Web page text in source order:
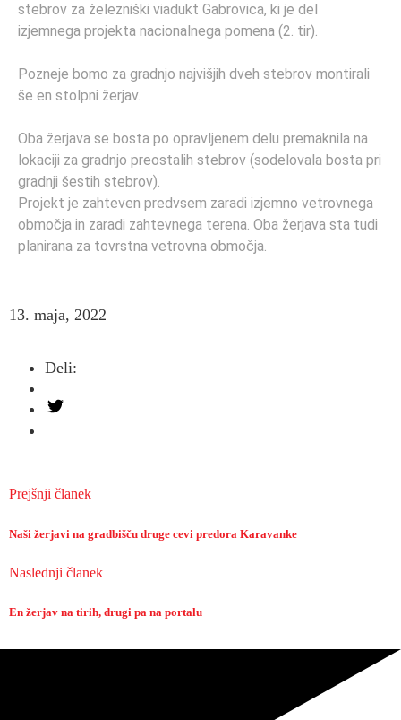
stebrov za železniški viadukt Gabrovica, ki je del
izjemnega projekta nacionalnega pomena (2. tir).
Pozneje bomo za gradnjo najvišjih dveh stebrov montirali
še en stolpni žerjav.
Oba žerjava se bosta po opravljenem delu premaknila na
lokaciji za gradnjo preostalih stebrov (sodelovala bosta pri
gradnji šestih stebrov).
Projekt je zahteven predvsem zaradi izjemno vetrovnega
območja in zaradi zahtevnega terena. Oba žerjava sta tudi
planirana za tovrstna vetrovna območja.
13. maja, 2022
Deli:
Prejšnji članek
Naši žerjavi na gradbišču druge cevi predora Karavanke
Naslednji članek
En žerjav na tirih, drugi pa na portalu